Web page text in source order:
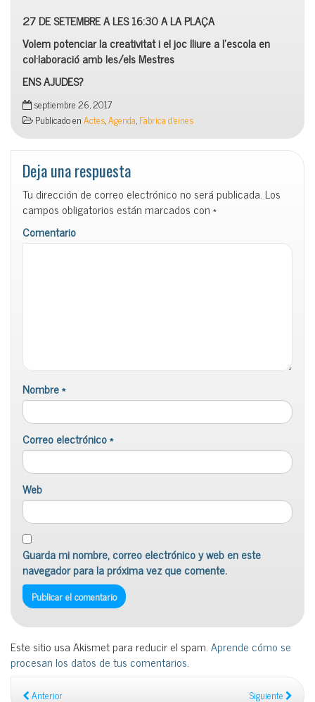
27 DE SETEMBRE A LES 16:30 A LA PLAÇA
Volem potenciar la creativitat i el joc lliure a l’escola en
col·laboració amb les/els Mestres
ENS AJUDES?
septiembre 26, 2017
Publicado enActes,Agenda,Fàbrica d'eines
Deja una respuesta
Tu dirección de correo electrónico no será publicada.Los
campos obligatorios están marcados con*
Comentario
Nombre*
Correo electrónico*
Web
Guarda mi nombre, correo electrónico y web en este
navegador para la próxima vez que comente.
Este sitio usa Akismet para reducir el spam.Aprende cómo se
procesan los datos de tus comentarios.
Anterior Siguiente